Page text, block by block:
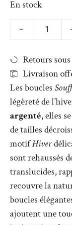
En stock
−
Retours
Livraison
Les boucles
légèreté de
argenté, elles
de tailles
motifHiver
sont rehaussés
translucides,
recouvre la
boucles
ajoutent une